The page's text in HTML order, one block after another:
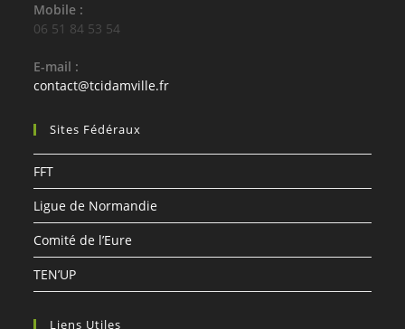
Mobile :
06 51 84 53 54
E-mail :
contact@tcidamville.frS’ouvre
Sites Fédéraux
FFT
Ligue de Normandie
Comité de l’Eure
TEN’UP
Liens Utiles